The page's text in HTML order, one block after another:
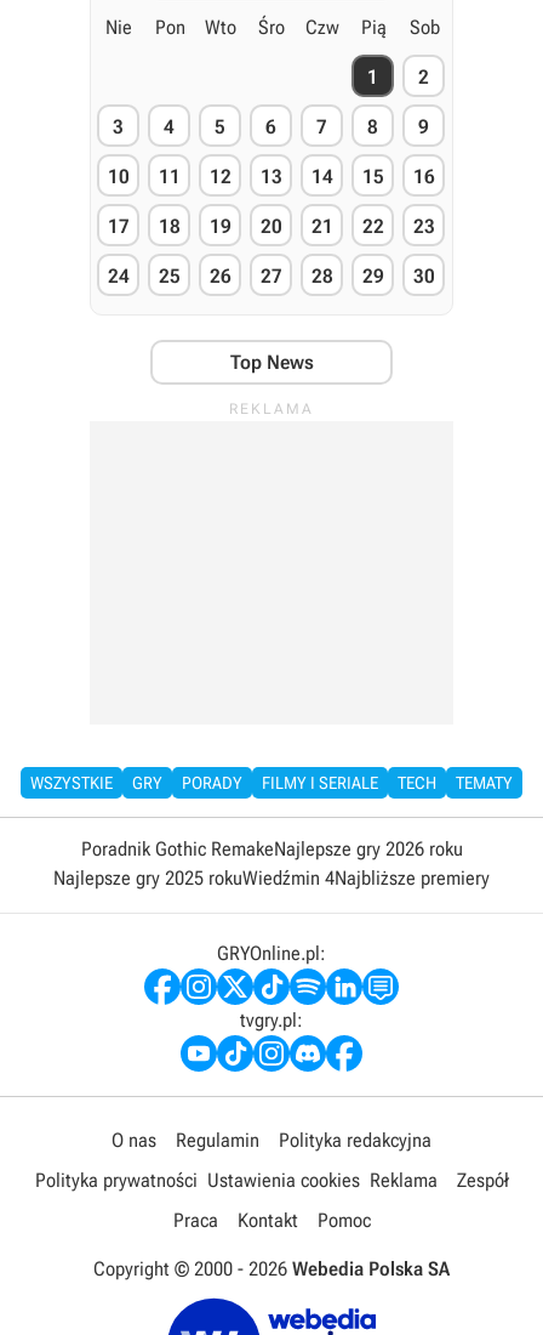
Nie Pon Wto Śro Czw Pią Sob
1 2
3 4 5 6 7 8 9
10 11 12 13 14 15 16
17 18 19 20 21 22 23
24 25 26 27 28 29 30
Top News
WSZYSTKIE GRY PORADY FILMY I SERIALE TECH TEMATY
Poradnik Gothic RemakeNajlepsze gry 2026 roku
Najlepsze gry 2025 rokuWiedźmin 4Najbliższe premiery
GRYOnline.pl:
tvgry.pl:
O nas Regulamin
Polityka redakcyjna
Polityka prywatności Ustawienia cookies Reklama
Zespół
Praca
Kontakt Pomoc
Copyright © 2000 - 2026 Webedia Polska SA